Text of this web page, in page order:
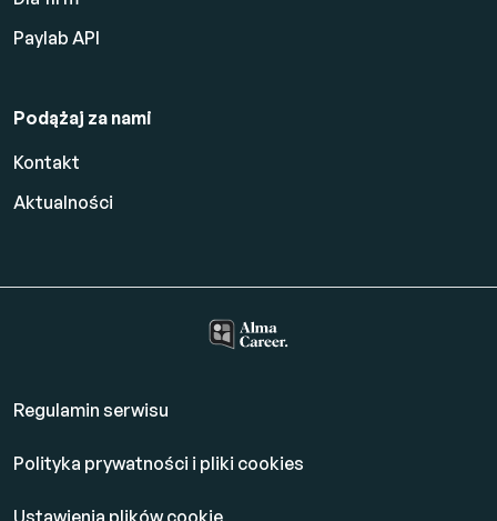
Paylab API
Podążaj za nami
Kontakt
Aktualności
Regulamin serwisu
Polityka prywatności i pliki cookies
Ustawienia plików cookie